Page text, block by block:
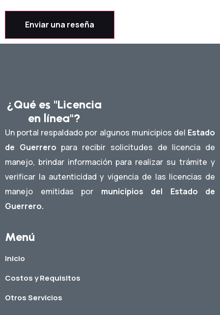
Enviar una reseña
¿Qué es "Licencia
en línea"?
Un portal respaldado por algunos municipios del Estado
de Guerrero para recibir solicitudes de licencia de
manejo, brindar información para realizar su trámite y
verificar la autenticidad y vigencia de las licencias de
manejo emitidas por municipios del Estado de
Guerrero.
Menú
Inicio
Costos y Requisitos
Otros Servicios